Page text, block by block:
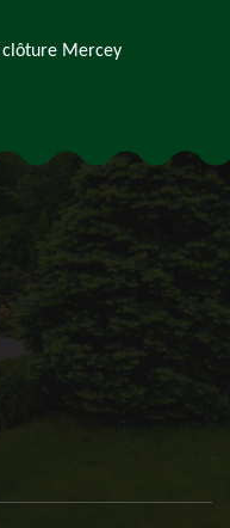
clôture Mercey